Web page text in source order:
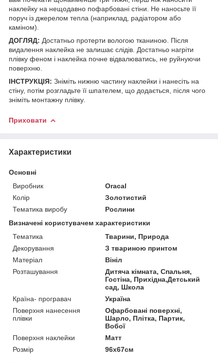
наклейку на нещодавно пофарбовані стіни. Не наносьте її
поруч із джерелом тепла (наприклад, радіатором або
каміном).
ДОГЛЯД: Достатньо протерти вологою тканиною. Після
видалення наклейка не залишає слідів. Достатньо нагріти
плівку феном і наклейка почне відвалюватись, не руйнуючи
поверхню.
ІНСТРУКЦІЯ: Зніміть нижню частину наклейки і нанесіть на
стіну, потім розгладьте її шпателем, що додається, після чого
зніміть монтажну плівку.
Приховати
Характеристики
Основні
Виробник
Oracal
Колір
Золотистий
Тематика виробу
Рослини
Визначені користувачем характеристики
Тематика
Тварини, Природа
Декорування
З твариною принтом
Матеріал
Вініл
Розташування
Дитяча кімната, Спальня,
Гостіна, Прихідна,Детський
сад, Школа
Країна- програвач
Україна
Поверхня нанесення
плівки
Офарбовані поверхні,
Шарло, Плітка, Партик,
Вобої
Поверхня наклейки
Матт
Розмір
96x67см